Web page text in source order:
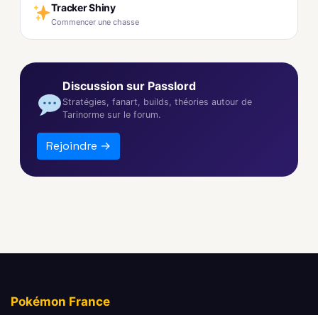
Tracker Shiny
Commencer une chasse
Discussion sur Passlord
Stratégies, fanart, builds, théories autour de
Tarinorme sur le forum.
Rejoindre →
Pokémon France